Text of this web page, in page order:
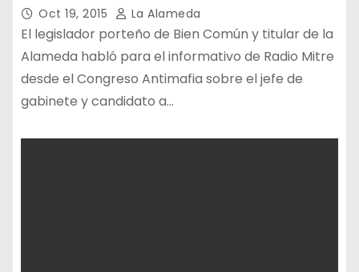
Oct 19, 2015 La Alameda
El legislador porteño de Bien Común y titular de la
Alameda habló para el informativo de Radio Mitre
desde el Congreso Antimafia sobre el jefe de
gabinete y candidato a…